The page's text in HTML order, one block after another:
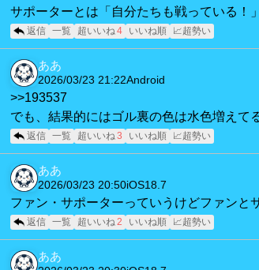
サポーターとは「自分たちも戦っている！
返信 一覧 超いいね 4 いいね順 📈超勢い
ああ
2026/03/23 21:22Android
>>193537
でも、結果的にはゴル裏の色は水色増えて
返信 一覧 超いいね 3 いいね順 📈超勢い
ああ
2026/03/23 20:50iOS18.7
ファン・サポーターっていうけどファンと
返信 一覧 超いいね 2 いいね順 📈超勢い
ああ